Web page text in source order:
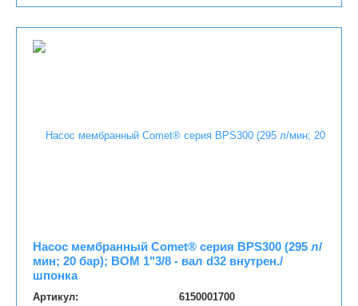
Насос мембранный Comet® серия ВPS300 (295 л/
мин; 20 бар); ВОМ 1"3/8 - вал d32 внутрен./
шпонка
Артикул: 6150001700